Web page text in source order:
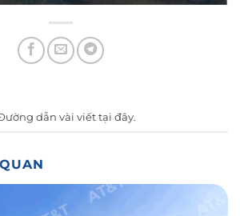
dẫn vài viếttại đây.